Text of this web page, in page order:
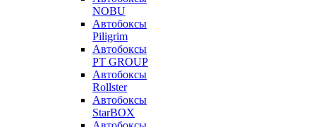
NOBU
Автобоксы
Piligrim
Автобоксы
PT GROUP
Автобоксы
Rollster
Автобоксы
StarBOX